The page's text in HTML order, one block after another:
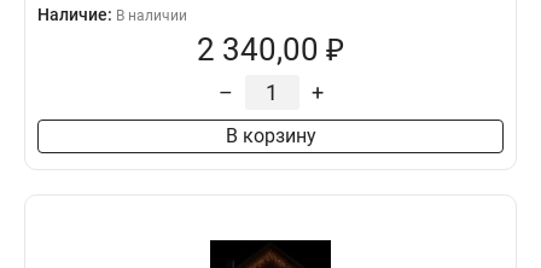
Наличие: В наличии
2 340,00 ₽
– +
В корзину